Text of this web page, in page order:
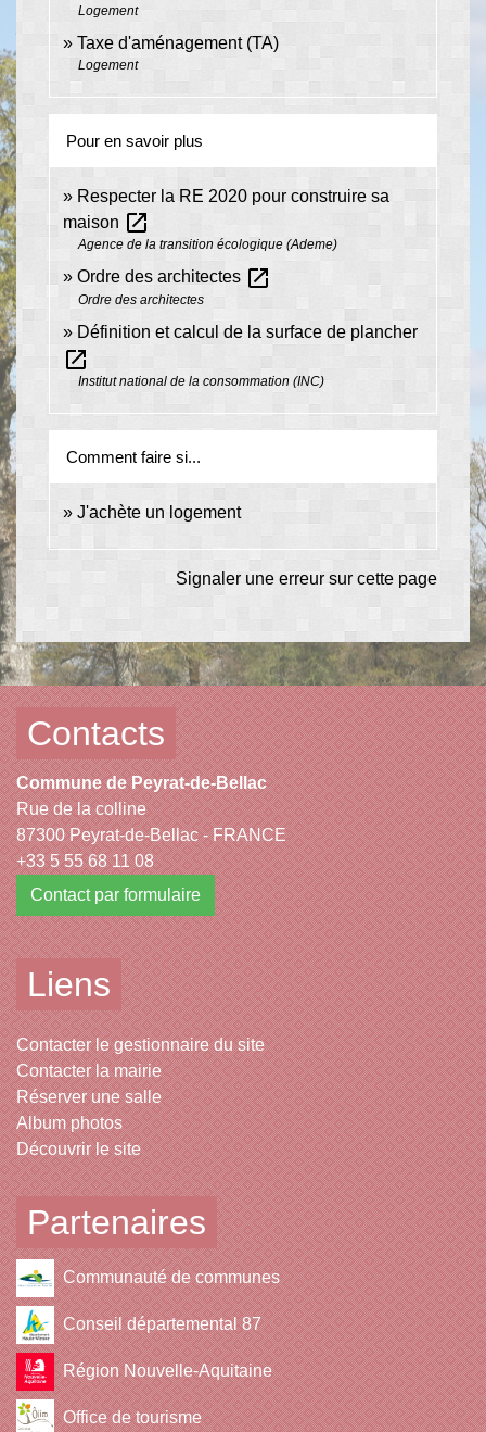
Logement
Taxe d'aménagement (TA)
Logement
Pour en savoir plus
Respecter la RE 2020 pour construire sa
maison open_in_new
Agence de la transition écologique (Ademe)
Ordre des architectes open_in_new
Ordre des architectes
Définition et calcul de la surface de plancher
open_in_new
Institut national de la consommation (INC)
Comment faire si...
J'achète un logement
Signaler une erreur sur cette page
Contacts
Commune de Peyrat-de-Bellac
Rue de la colline
87300 Peyrat-de-Bellac - FRANCE
+33 5 55 68 11 08
Contact par formulaire
Liens
Contacter le gestionnaire du site
Contacter la mairie
Réserver une salle
Album photos
Découvrir le site
Partenaires
Communauté de communes
Conseil départemental 87
Région Nouvelle-Aquitaine
Office de tourisme